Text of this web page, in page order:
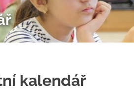
kalendář